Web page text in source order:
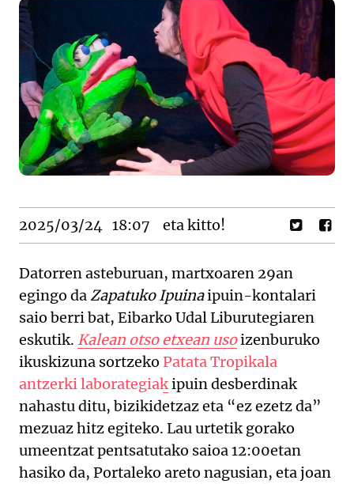
2025/03/24 18:07 eta kitto!
Datorren asteburuan, martxoaren 29an
egingo da Zapatuko Ipuinaipuin-kontalari
saio berri bat, Eibarko Udal Liburutegiaren
eskutik. Kalean otso etxean usoizenburuko
ikuskizuna sortzeko Patata Tropikala
antzerki laborategiakipuin desberdinak
nahastu ditu, bizikidetzaz eta “ez ezetz da”
mezuaz hitz egiteko. Lau urtetik gorako
umeentzat pentsatutako saioa 12:00etan
hasiko da, Portaleko areto nagusian, eta joan